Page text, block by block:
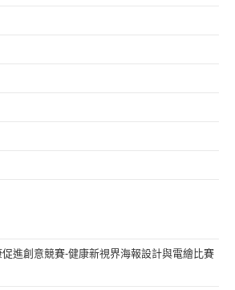
進創意競賽-健康新視界海報設計與電繪比賽